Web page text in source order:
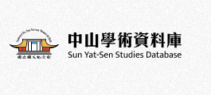
中山學術資料庫